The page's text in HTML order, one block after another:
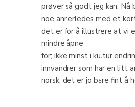
prøver så godt jeg kan.
noe annerledes med et
det er for å illustrere at vi
mindre åpne
for; ikke minst i kultur
innvandrer som har en litt
norsk; det er jo bare fint å